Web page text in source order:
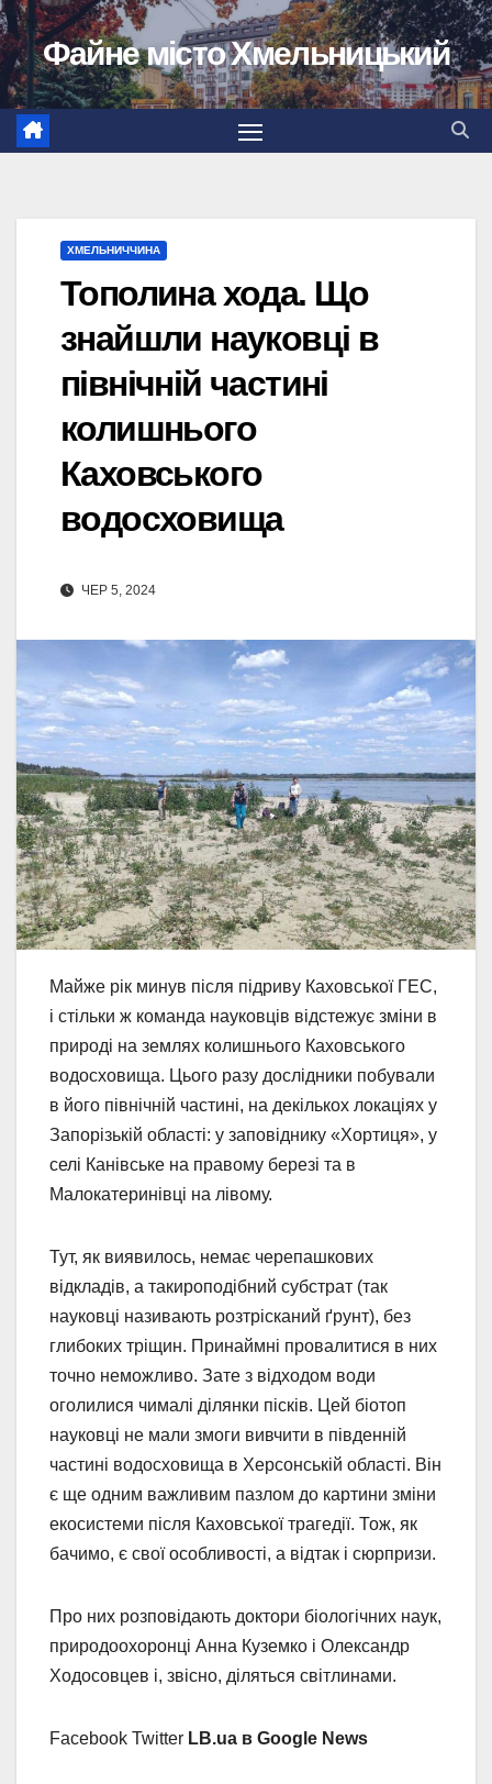
Перейти
до
вмісту
Файне місто Хмельницький
ХМЕЛЬНИЧЧИНА
Тополина хода. Що
знайшли науковці в
північній частині
колишнього
Каховського
водосховища
ЧЕР 5, 2024
Майже рік минув після підриву Каховської ГЕС,
і стільки ж команда науковців відстежує зміни в
природі на землях колишнього Каховського
водосховища. Цього разу дослідники побували
в його північній частині, на декількох локаціях у
Запорізькій області: у заповіднику «Хортиця», у
селі Канівське на правому березі та в
Малокатеринівці на лівому.
Тут, як виявилось, немає черепашкових
відкладів, а такироподібний субстрат (так
науковці називають розтрісканий ґрунт), без
глибоких тріщин. Принаймні провалитися в них
точно неможливо. Зате з відходом води
оголилися чималі ділянки пісків. Цей біотоп
науковці не мали змоги вивчити в південній
частині водосховища в Херсонській області. Він
є ще одним важливим пазлом до картини зміни
екосистеми після Каховської трагедії. Тож, як
бачимо, є свої особливості, а відтак і сюрпризи.
Про них розповідають доктори біологічних наук,
природоохоронці Анна Куземко і Олександр
Ходосовцев і, звісно, діляться світлинами.
Facebook Twitter LB.ua в Google News